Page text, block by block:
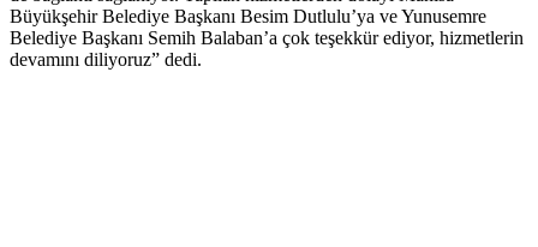
Büyükşehir Belediye Başkanı Besim Dutlulu’ya ve Yunusemre
Belediye Başkanı Semih Balaban’a çok teşekkür ediyor, hizmetlerin
devamını diliyoruz” dedi.